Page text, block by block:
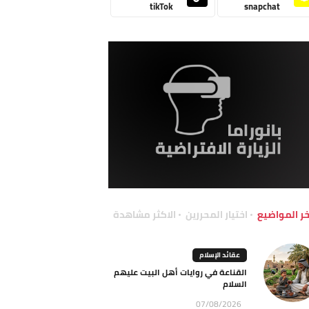
snapchat
tikTok
المواضيع اختيار المحررين الاكثر مشاهدة
عقائد الإسلام
القناعة في روايات أهل البيت عليهم
السلام
07/08/2026